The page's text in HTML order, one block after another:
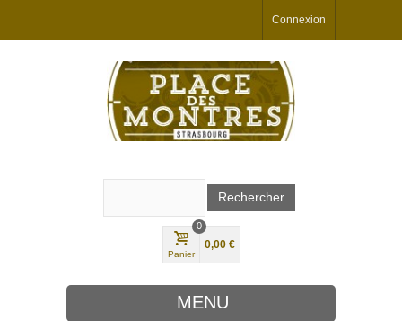
Connexion
Panier
0
0,00 €
MENU